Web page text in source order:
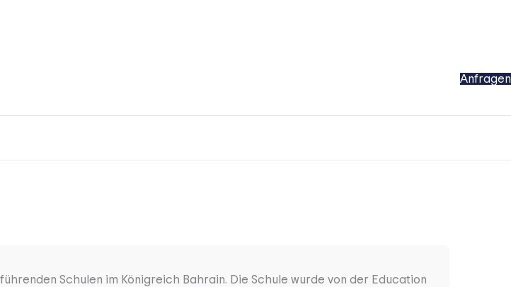
Anfragen
Schulen im Königreich Bahrain. Die Schule wurde von der Education